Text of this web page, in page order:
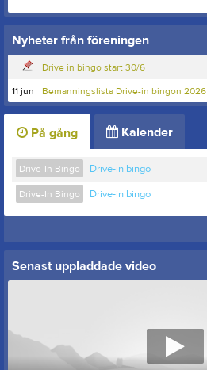
Nyheter från föreningen
Drive in bingo start 30/6
11 jun
Bemanningslista Drive-in bingon 2026
På gång Kalender
Drive-In Bingo Drive-in bingo
Drive-In Bingo Drive-in bingo
Senast uppladdade video